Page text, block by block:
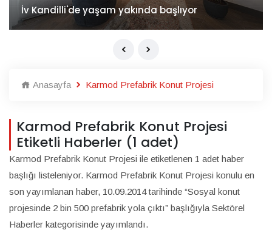
İv Kandilli'de yaşam yakında başlıyor
Anasayfa Karmod Prefabrik Konut Projesi
Karmod Prefabrik Konut Projesi
Etiketli Haberler (1 adet)
Karmod Prefabrik Konut Projesi ile etiketlenen 1 adet haber
başlığı listeleniyor. Karmod Prefabrik Konut Projesi konulu en
son yayımlanan haber, 10.09.2014 tarihinde “Sosyal konut
projesinde 2 bin 500 prefabrik yola çıktı” başlığıyla Sektörel
Haberler kategorisinde yayımlandı.